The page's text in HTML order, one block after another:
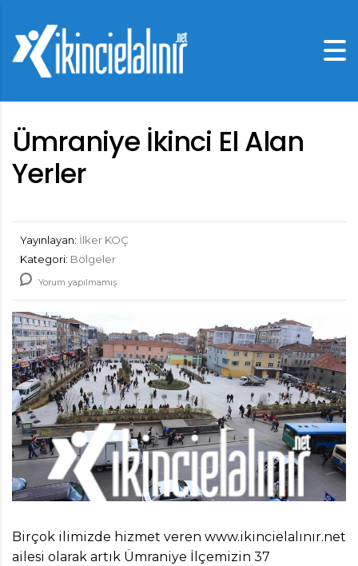
Ümraniye İkinci El Alan
Yerler
Yayınlayan: İlker KOÇ
Kategori: Bölgeler
Yorum yapılmamış
Birçok ilimizde hizmet veren www.ikincielalınır.net
ailesi olarak artık Ümraniye İlçemizin 37